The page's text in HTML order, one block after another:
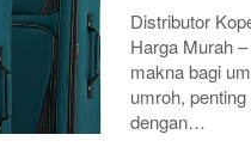
Distributor
Harga Murah
makna bagi
umroh,
dengan…